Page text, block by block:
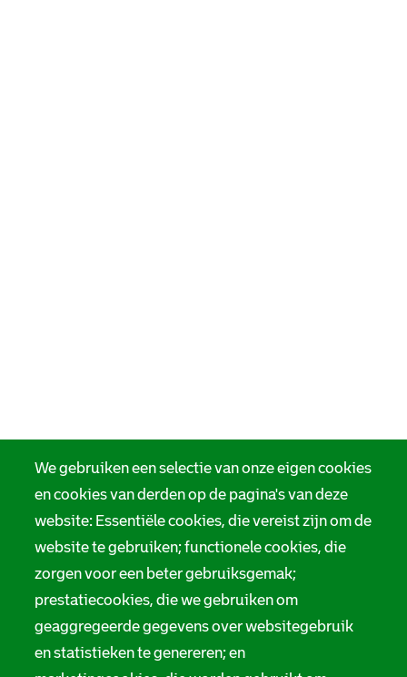
We gebruiken een selectie van onze eigen cookies
en cookies van derden op de pagina's van deze
website: Essentiële cookies, die vereist zijn om de
website te gebruiken; functionele cookies, die
zorgen voor een beter gebruiksgemak;
prestatiecookies, die we gebruiken om
geaggregeerde gegevens over websitegebruik
en statistieken te genereren; en